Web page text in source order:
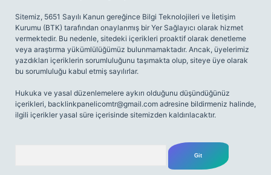
Sitemiz, 5651 Sayılı Kanun gereğince Bilgi Teknolojileri ve İletişim
Kurumu (BTK) tarafından onaylanmış bir Yer Sağlayıcı olarak hizmet
vermektedir. Bu nedenle, sitedeki içerikleri proaktif olarak denetleme
veya araştırma yükümlülüğümüz bulunmamaktadır. Ancak, üyelerimiz
yazdıkları içeriklerin sorumluluğunu taşımakta olup, siteye üye olarak
bu sorumluluğu kabul etmiş sayılırlar.
Hukuka ve yasal düzenlemelere aykırı olduğunu düşündüğünüz
içerikleri, backlinkpanelicomtr@gmail.com adresine bildirmeniz halinde,
ilgili içerikler yasal süre içerisinde sitemizden kaldırılacaktır.